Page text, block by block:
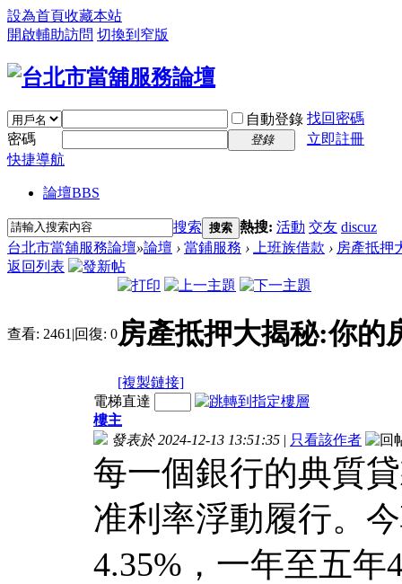
設為首頁收藏本站
開啟輔助訪問 切換到窄版
自動登錄 找回密碼
密碼
登錄
立即註冊
快捷導航
論壇BBS
搜索 搜索 熱搜: 活動 交友 discuz
台北市當舖服務論壇»論壇 › 當鋪服務 › 上班族借款 › 房產抵押
返回列表
查看: 2461 |回復: 0房產抵押大揭秘:你的
[複製鏈接]
電梯直達
樓主
發表於 2024-12-13 13:51:35 | 只看該作者
每一個銀行的典質
准利率浮動履行。
4.35%，一年至五年